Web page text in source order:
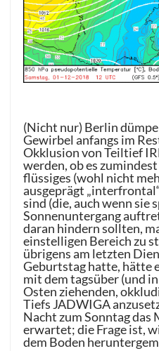
(Nicht nur) Berlin
Gewirbel anfangs im
Okklusion von Teiltief
werden, ob es
flüssiges (wohl nicht
ausgeprägt
sind (die, auch wenn sie
Sonnenuntergang
daran hindern sollten,
einstelligen Bereich zu
übrigens am letzten
Geburtstag hatte, hätte
mit dem tagsüber (und
Osten ziehenden,
Tiefs JADWIGA
Nacht zum Sonntag
erwartet; die Frage ist,
dem Boden